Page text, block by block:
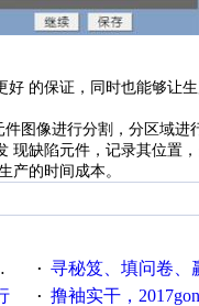
好 的保证，同时也能够让
图像进行分割，分区域进
现缺陷元件，记录其位置
产的时间成本。
· 寻秘笈、填问卷、
· 撸袖实干，2017gongkong®第二届